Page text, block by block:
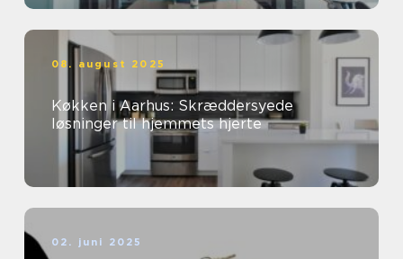
08. august 2025
Køkken i Aarhus: Skræddersyede
løsninger til hjemmets hjerte
02. juni 2025